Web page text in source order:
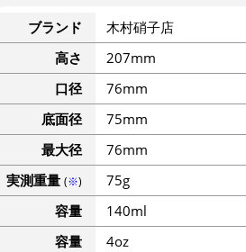
ブランド
木村硝子店
高さ
207mm
口径
76mm
底面径
75mm
最大径
76mm
実測重量 (※)
75g
容量
140ml
容量
4oz